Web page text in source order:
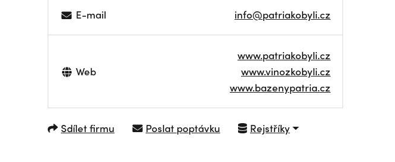
E-mail info@patriakobyli.cz
Web
www.patriakobyli.cz
www.vinozkobyli.cz
www.bazenypatria.cz
Sdílet firmu Poslat poptávku Rejstříky